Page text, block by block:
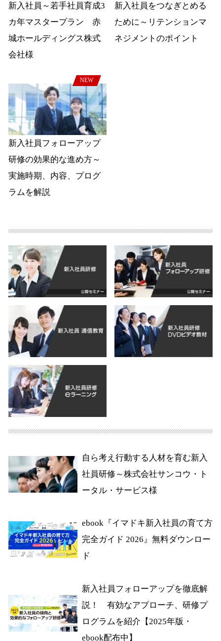
新入社員～若手社員育成3
カ年マスタープラン 赤
城ホールディングス株式
会社様
新入社員をつなぎとめる
ために～リテンションマ
ネジメントのポイント
NEW
新入社員フォローアップ
研修の効果的な進め方～
実施時期、内容、プログ
ラムを解説
自ら考え行動する人材を育む新入
社員研修～株式会社サンコウ・ト
ータル・サービス様
ebook『イマドキ新入社員の育て方
完全ガイド 2026』無料ダウンロー
ド
新入社員フォローアップを徹底解
説！ 有効なアプローチ、研修プ
ログラムを紹介【2025年版・
ebook配布中】